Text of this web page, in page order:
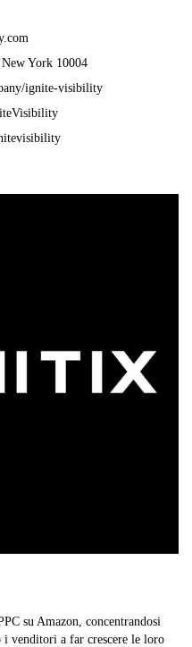
York 10004
ignite-visibility
su Amazon, concentrandosi
i venditori a far crescere le loro